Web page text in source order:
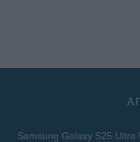
Samsung Galaxy S25